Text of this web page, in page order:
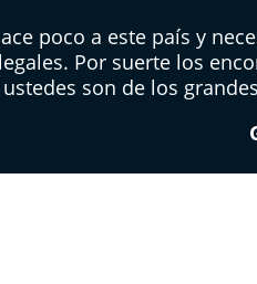
poco a este país y
Por suerte los
son de los